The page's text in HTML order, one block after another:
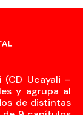
(CD Ucayali –
y agrupa al
de distintas